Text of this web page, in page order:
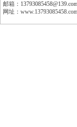
邮箱：
网址：